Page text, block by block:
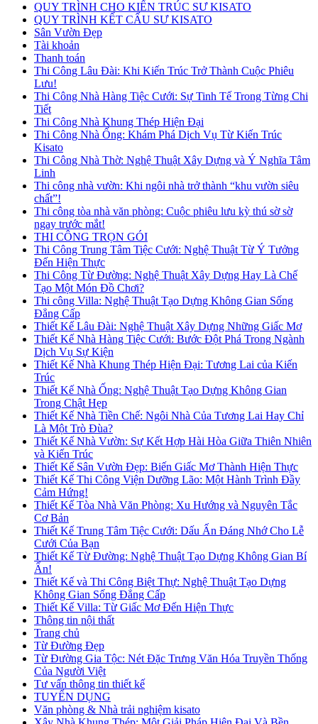
QUY TRÌNH CHO KIẾN TRÚC SƯ KISATO
QUY TRÌNH KẾT CẤU SƯ KISATO
Sân Vườn Đẹp
Tài khoản
Thanh toán
Thi Công Lâu Đài: Khi Kiến Trúc Trở Thành Cuộc Phiêu
Lưu!
Thi Công Nhà Hàng Tiệc Cưới: Sự Tinh Tế Trong Từng Chi
Tiết
Thi Công Nhà Khung Thép Hiện Đại
Thi Công Nhà Ống: Khám Phá Dịch Vụ Từ Kiến Trúc
Kisato
Thi Công Nhà Thờ: Nghệ Thuật Xây Dựng và Ý Nghĩa Tâm
Linh
Thi công nhà vườn: Khi ngôi nhà trở thành “khu vườn siêu
chất”!
Thi công tòa nhà văn phòng: Cuộc phiêu lưu kỳ thú sờ sờ
ngay trước mắt!
THI CÔNG TRỌN GÓI
Thi Công Trung Tâm Tiệc Cưới: Nghệ Thuật Từ Ý Tưởng
Đến Hiện Thực
Thi Công Từ Đường: Nghệ Thuật Xây Dựng Hay Là Chế
Tạo Một Món Đồ Chơi?
Thi công Villa: Nghệ Thuật Tạo Dựng Không Gian Sống
Đẳng Cấp
Thiết Kế Lâu Đài: Nghệ Thuật Xây Dựng Những Giấc Mơ
Thiết Kế Nhà Hàng Tiệc Cưới: Bước Đột Phá Trong Ngành
Dịch Vụ Sự Kiện
Thiết Kế Nhà Khung Thép Hiện Đại: Tương Lai của Kiến
Trúc
Thiết Kế Nhà Ống: Nghệ Thuật Tạo Dựng Không Gian
Trong Chật Hẹp
Thiết Kế Nhà Tiền Chế: Ngôi Nhà Của Tương Lai Hay Chỉ
Là Một Trò Đùa?
Thiết Kế Nhà Vườn: Sự Kết Hợp Hài Hòa Giữa Thiên Nhiên
và Kiến Trúc
Thiết Kế Sân Vườn Đẹp: Biến Giấc Mơ Thành Hiện Thực
Thiết Kế Thi Công Viện Dưỡng Lão: Một Hành Trình Đầy
Cảm Hứng!
Thiết Kế Tòa Nhà Văn Phòng: Xu Hướng và Nguyên Tắc
Cơ Bản
Thiết Kế Trung Tâm Tiệc Cưới: Dấu Ấn Đáng Nhớ Cho Lễ
Cưới Của Bạn
Thiết Kế Từ Đường: Nghệ Thuật Tạo Dựng Không Gian Bí
Ẩn!
Thiết Kế và Thi Công Biệt Thự: Nghệ Thuật Tạo Dựng
Không Gian Sống Đẳng Cấp
Thiết Kế Villa: Từ Giấc Mơ Đến Hiện Thực
Thông tin nội thất
Trang chủ
Từ Đường Đẹp
Từ Đường Gia Tộc: Nét Đặc Trưng Văn Hóa Truyền Thống
Của Người Việt
Tư vấn thông tin thiết kế
TUYỂN DỤNG
Văn phòng & Nhà trải nghiệm kisato